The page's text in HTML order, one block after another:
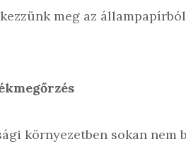
meg az
környezetben sokan nem